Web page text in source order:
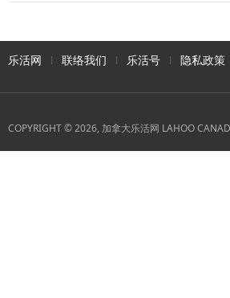
乐活网 联络我们 乐活号 隐私政策
COPYRIGHT © 2026, 加拿大乐活网 LAHOO